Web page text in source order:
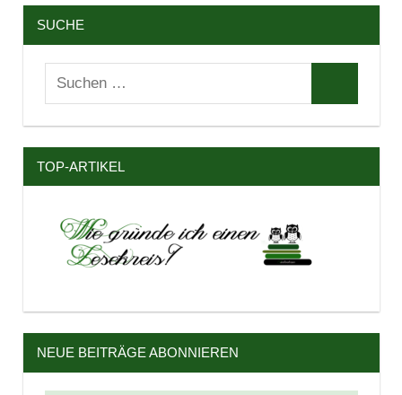
SUCHE
Suchen
TOP-ARTIKEL
NEUE BEITRÄGE ABONNIEREN